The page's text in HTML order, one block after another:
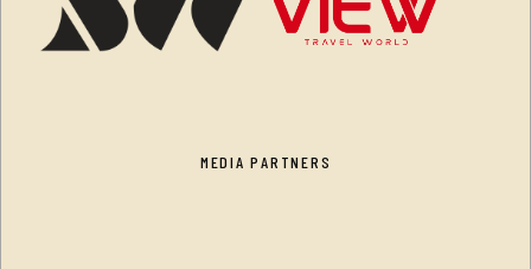
MEDIA PARTNERS